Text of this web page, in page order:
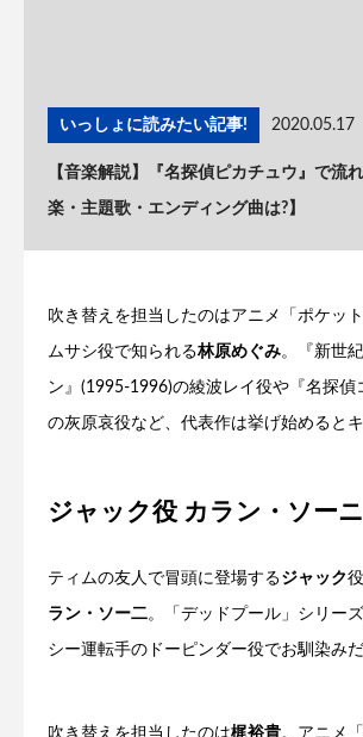
いっしょに読みたい記事! 2020.05.17
【音楽解説】『名探偵ピカチュウ』で流
楽・主題歌・エンディング曲は?】
吹き替えを担当したのはアニメ「ポケッ
ムサシ役で知られる林原めぐみ。『新世
ン』(1995-1996)の綾波レイ役や『名探偵
の灰原哀役など、代表作は挙げ始めるとキ
ジャック役 カラン・ソー
ティムの友人で冒頭に登場するジャック
ラン・ソー二。「デッドプール」シリー
シー運転手のドーピンダー役でお馴染みだ
吹き替えを担当したのは梶裕貴。アニメ